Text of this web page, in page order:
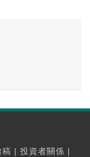
稿 | 投資者關係 |